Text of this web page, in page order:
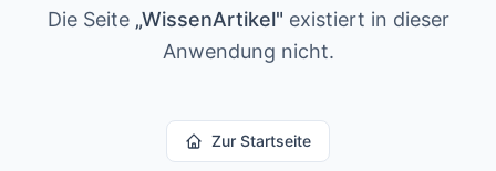
Die Seite „WissenArtikel" existiert in dieser
Anwendung nicht.
Zur Startseite